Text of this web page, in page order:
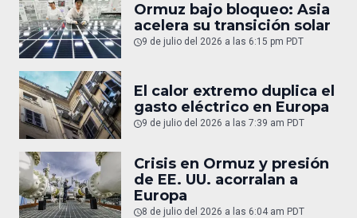
Ormuz bajo bloqueo: Asia
acelera su transición solar
9 de julio del 2026 a las 6:15 pm PDT
El calor extremo duplica el
gasto eléctrico en Europa
9 de julio del 2026 a las 7:39 am PDT
Crisis en Ormuz y presión
de EE. UU. acorralan a
Europa
8 de julio del 2026 a las 6:04 am PDT